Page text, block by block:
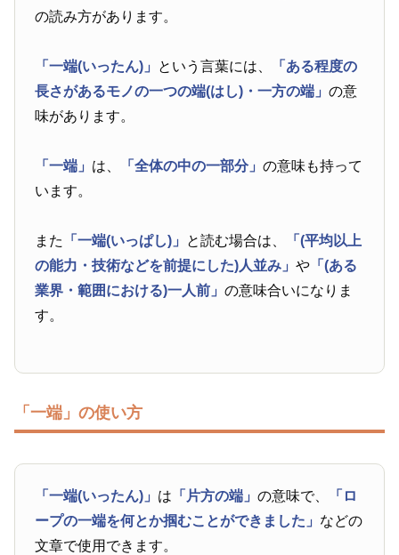
の読み方があります。
「一端(いったん)」 という言葉には、
「ある程度の
長さがあるモノの一つの端(はし)・一方の端」の意
味があります。
「一端」 は、 「全体の中の一部分」の意味も持って
います。
また 「一端(いっぱし)」 と読む場合は、
「(平均以上
の能力・技術などを前提にした)人並み」や 「(ある
業界・範囲における)一人前」の意味合いになりま
す。
「一端」の使い方
「一端(いったん)」 は 「片方の端」の意味で、
「ロ
ープの一端を何とか掴むことができました」 などの
文章で使用できます。